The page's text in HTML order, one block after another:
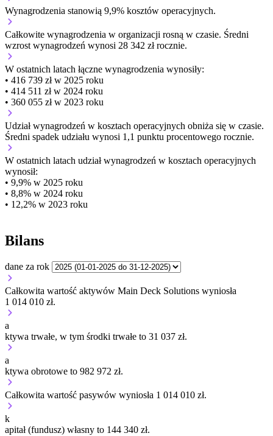
Wynagrodzenia stanowią 9,9% kosztów operacyjnych.
Całkowite wynagrodzenia w organizacji rosną w czasie. Średni
wzrost wynagrodzeń wynosi 28 342 zł rocznie.
W ostatnich latach łączne wynagrodzenia wynosiły:
• 416 739 zł w 2025 roku
• 414 511 zł w 2024 roku
• 360 055 zł w 2023 roku
Udział wynagrodzeń w kosztach operacyjnych obniża się w czasie.
Średni spadek udziału wynosi 1,1 punktu procentowego rocznie.
W ostatnich latach udział wynagrodzeń w kosztach operacyjnych
wynosił:
• 9,9% w 2025 roku
• 8,8% w 2024 roku
• 12,2% w 2023 roku
Bilans
dane za rok
Całkowita wartość aktywów Main Deck Solutions wyniosła
1 014 010 zł.
a
ktywa trwałe, w tym środki trwałe to 31 037 zł.
a
ktywa obrotowe to 982 972 zł.
Całkowita wartość pasywów wyniosła 1 014 010 zł.
k
apitał (fundusz) własny to 144 340 zł.